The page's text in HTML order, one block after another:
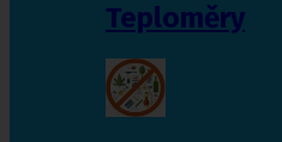
Teploměry